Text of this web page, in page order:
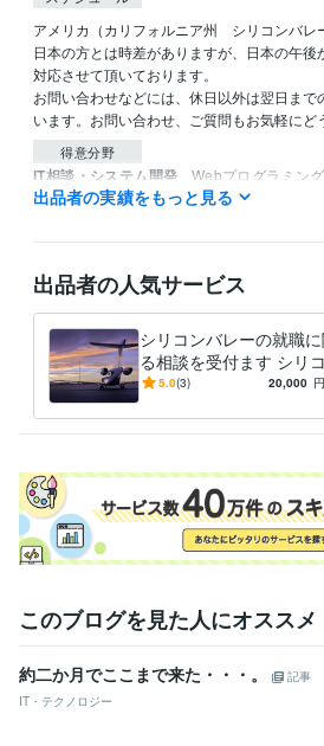
アメリカ（カリフォルニア州　シリコンバレ
日本の方とは時差がありますが、日本の午後
対応させて頂いております。
お問い合わせなどには、休日以外は翌日まで
います。お問い合わせ、ご質問もお気軽にど
得意分野
IT相談・システム開発 Webプログラミン
システム設計 Webプログラミング
シリコンバレー システム開発
プログラムマネージメ
語学学習
海外履歴書
出品者の実績をもっと見る
出品者の人気サービス
シリコンバレーの就職
る相談を受付ます シリ
バレーの就職事情に関
5.0(3) 20,000 円
このブログを見た人にオススメ
約二か月でここまで来た・・・。
記事
IT・テクノロジー